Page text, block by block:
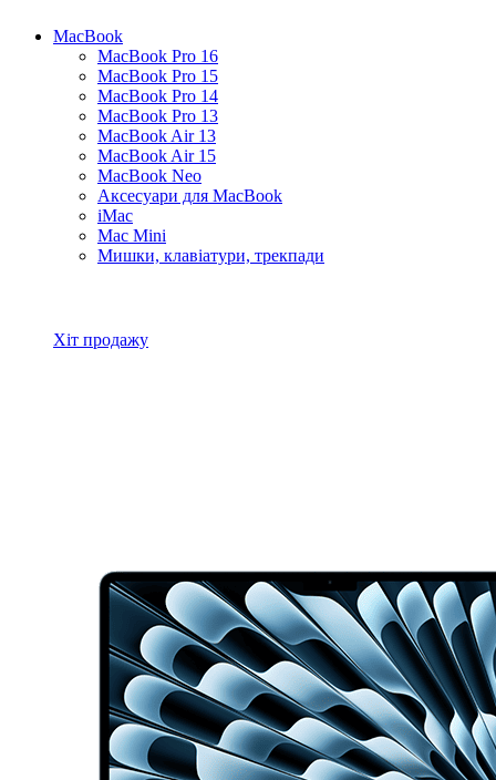
MacBook
MacBook Pro 16
MacBook Pro 15
MacBook Pro 14
MacBook Pro 13
MacBook Air 13
MacBook Air 15
MacBook Neo
Аксесуари для MacBook
iMac
Mac Mini
Мишки, клавіатури, трекпади
Хіт продажу